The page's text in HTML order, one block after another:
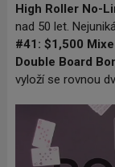
High Roller No-
nad 50 let.
#41: $1,500
Double Board
vyloží se rovnou